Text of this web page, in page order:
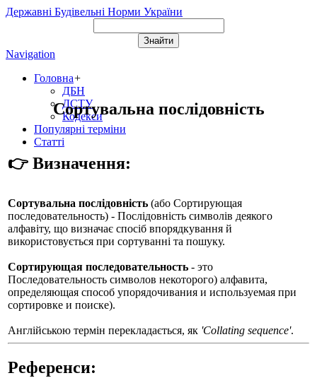
Державні Будівельні Норми України
Navigation
Головна+
ДБН
ДСТУ
Кодекси
Популярні терміни
Статті
Сортувальна послідовність
👉 Визначення:
Сортувальна послідовність (або Сортирующая
последовательность) - Послідовність символів деякого
алфавіту, що визначає спосіб впорядкування й
використовується при сортуванні та пошуку.
Сортирующая последовательность - это
Последовательность символов некоторого) алфавита,
определяющая способ упорядочивания и используемая при
сортировке и поиске).
Англійською термін перекладається, як 'Collating sequence'.
Референси: